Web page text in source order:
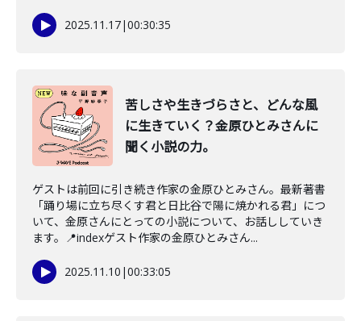
2025.11.17|00:30:35
苦しさや生きづらさと、どんな風
に生きていく？金原ひとみさんに
聞く小説の力。
ゲストは前回に引き続き作家の金原ひとみさん。最新著書
「踊り場に立ち尽くす君と日比谷で陽に焼かれる君」につ
いて、金原さんにとっての小説について、お話ししていき
ます。📍indexゲスト作家の金原ひとみさん...
2025.11.10 |00:33:05